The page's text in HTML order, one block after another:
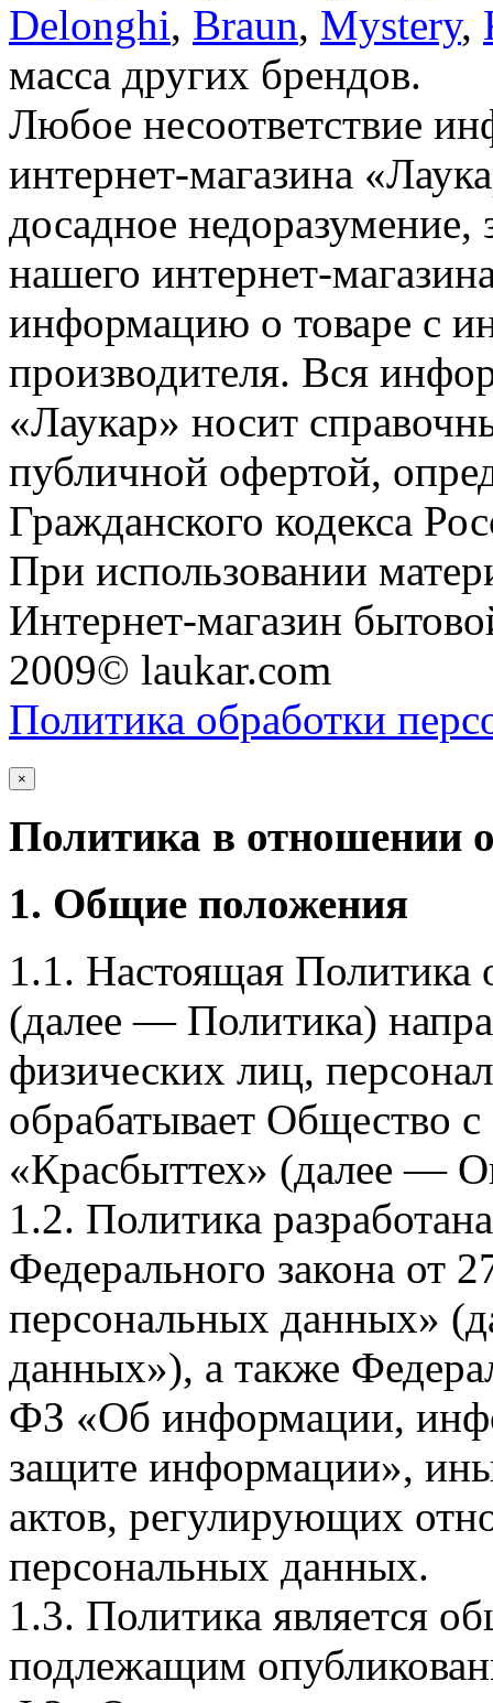
Delonghi, Braun, Mystery,
масса других брендов.
Любое несоответствие
интернет-магазина
досадное недоразумение,
нашего интернет-
информацию о товаре с
производителя. Вся
«Лаукар» носит
публичной офертой,
Гражданского кодекса
При использовании
Интернет-магазин
2009© laukar.com
Политика обработки
×
Политика в отношении
1. Общие положения
1.1. Настоящая Политика
(далее — Политика)
физических лиц,
обрабатывает Общество
«Красбыттех» (далее —
1.2. Политика
Федерального закона
персональных данных»
данных»), а также
ФЗ «Об информации,
защите информации»,
актов, регулирующих
персональных данных.
1.3. Политика является
подлежащим